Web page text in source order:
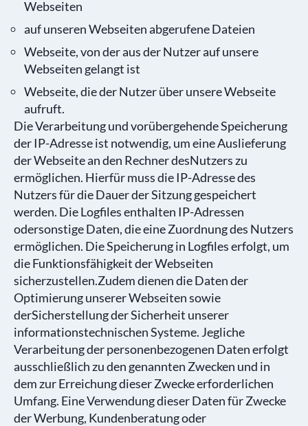
Webseiten
auf unseren Webseiten abgerufene Dateien
Webseite, von der aus der Nutzer auf unsere
Webseiten gelangt ist
Webseite, die der Nutzer über unsere Webseite
aufruft.
Die Verarbeitung und vorübergehende Speicherung
der IP-Adresse ist notwendig, um eine Auslieferung
der Webseite an den Rechner desNutzers zu
ermöglichen. Hierfür muss die IP-Adresse des
Nutzers für die Dauer der Sitzung gespeichert
werden. Die Logfiles enthalten IP-Adressen
odersonstige Daten, die eine Zuordnung des Nutzers
ermöglichen. Die Speicherung in Logfiles erfolgt, um
die Funktionsfähigkeit der Webseiten
sicherzustellen.Zudem dienen die Daten der
Optimierung unserer Webseiten sowie
derSicherstellung der Sicherheit unserer
informationstechnischen Systeme. Jegliche
Verarbeitung der personenbezogenen Daten erfolgt
ausschließlich zu den genannten Zwecken und in
dem zur Erreichung dieser Zwecke erforderlichen
Umfang. Eine Verwendung dieser Daten für Zwecke
der Werbung, Kundenberatung oder